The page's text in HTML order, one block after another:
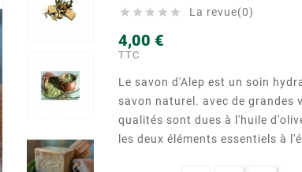
     La revue(0)
4,00 €
TTC
Le savon d'Alep est un soin
savon naturel. avec de grandes
qualités sont dues à l'huile
les deux éléments essentiels à